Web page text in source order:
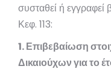
συσταθεί ή εγγραφεί
Κεφ. 113:
1. Επιβεβαίωση
Δικαιούχων για το